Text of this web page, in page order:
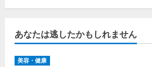
あなたは逃したかもしれません
美容・健康